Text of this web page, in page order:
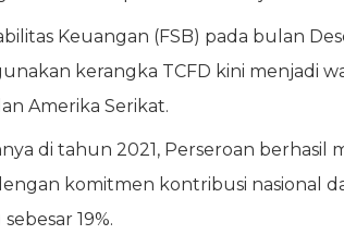
Keuangan (FSB) pada bulan
kerangka TCFD kini menjadi
Amerika Serikat.
di tahun 2021, Perseroan
komitmen kontribusi nasional
19%.